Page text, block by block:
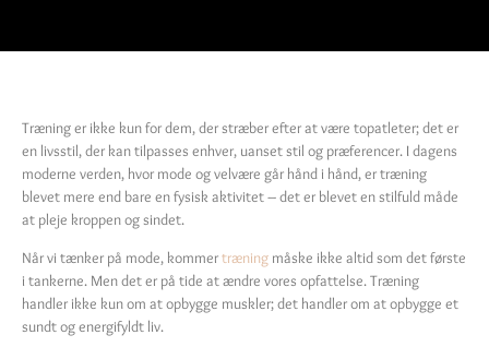
Træning er ikke kun for dem, der stræber efter at være topatleter; det er
en livsstil, der kan tilpasses enhver, uanset stil og præferencer. I dagens
moderne verden, hvor mode og velvære går hånd i hånd, er træning
blevet mere end bare en fysisk aktivitet – det er blevet en stilfuld måde
at pleje kroppen og sindet.
Når vi tænker på mode, kommertræning måske ikke altid som det første
i tankerne. Men det er på tide at ændre vores opfattelse. Træning
handler ikke kun om at opbygge muskler; det handler om at opbygge et
sundt og energifyldt liv.